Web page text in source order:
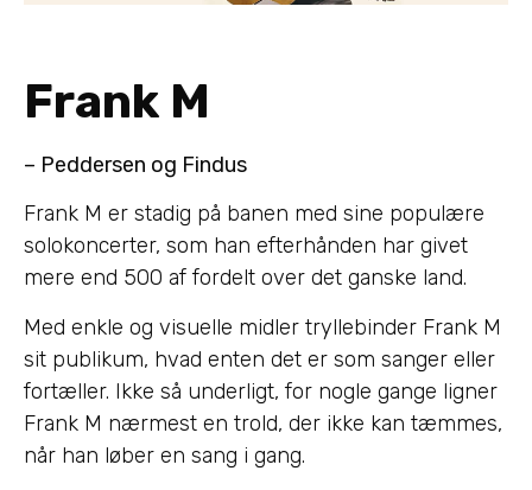
Frank M
– Peddersen og Findus
Frank M er stadig på banen med sine populære
solokoncerter, som han efterhånden har givet
mere end 500 af fordelt over det ganske land.
Med enkle og visuelle midler tryllebinder Frank M
sit publikum, hvad enten det er som sanger eller
fortæller. Ikke så underligt, for nogle gange ligner
Frank M nærmest en trold, der ikke kan tæmmes,
når han løber en sang i gang.